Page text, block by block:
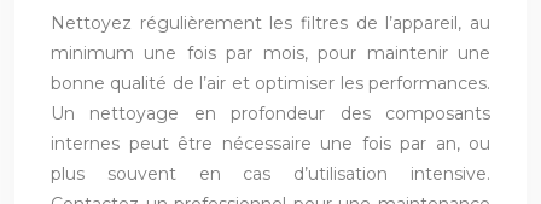
Nettoyez régulièrement les filtres de l’appareil, au
minimum une fois par mois, pour maintenir une
bonne qualité de l’air et optimiser les performances.
Un nettoyage en profondeur des composants
internes peut être nécessaire une fois par an, ou
plus souvent en cas d’utilisation intensive.